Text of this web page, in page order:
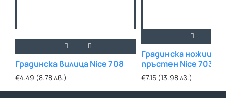
Градинска вилица Nice 708
€4.49 (8.78 лв.)
Градинска ножица
пръстен Nice 703
€7.15 (13.98 лв.)